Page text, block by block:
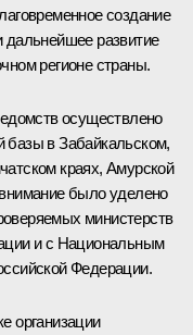
создание
дальнейшее развитие
регионе страны.
осуществлено
базы в Забайкальском,
краях, Амурской
было уделено
министерств
и с Национальным
Федерации.
организации